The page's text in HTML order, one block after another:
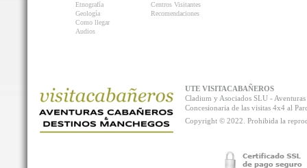
Etnografía
Geología
Como llegar
Audios
Centros Visitantes
Recomendaciones
UTE VISITACABAÑEROS
Cladium y Asociados SLU -
Concesionaria de las visitas 4x4 al
Copyright © 2022. Prohibida la